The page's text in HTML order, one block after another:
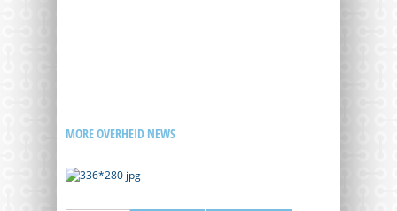
MORE OVERHEID NEWS